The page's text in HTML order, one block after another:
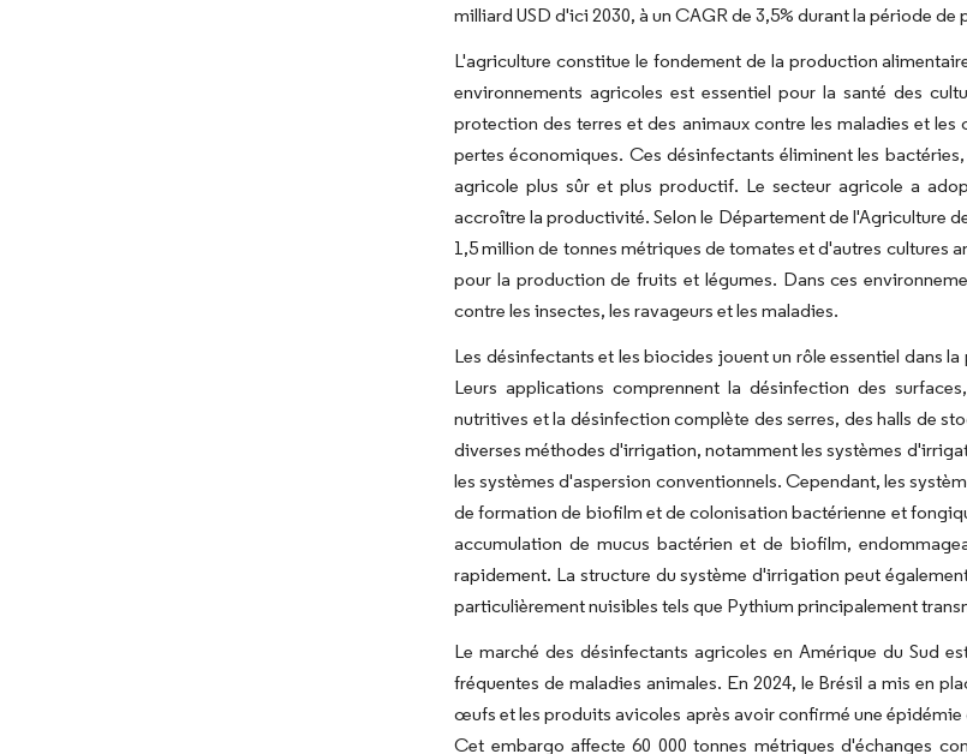
milliard USD d'ici 2030, à un CAGR de 3,5% durant la période de
L'agriculture constitue le fondement de la production
environnements agricoles est essentiel pour la santé des
protection des terres et des animaux contre les maladies et
pertes économiques. Ces désinfectants éliminent les
agricole plus sûr et plus productif. Le secteur agricole a
accroître la productivité. Selon le Département de l'Agriculture
1,5 million de tonnes métriques de tomates et d'autres cultures
pour la production de fruits et légumes. Dans ces
contre les insectes, les ravageurs et les maladies.
Les désinfectants et les biocides jouent un rôle essentiel dans
Leurs applications comprennent la désinfection des
nutritives et la désinfection complète des serres, des halls de
diverses méthodes d'irrigation, notamment les systèmes
les systèmes d'aspersion conventionnels. Cependant, les
de formation de biofilm et de colonisation bactérienne et
accumulation de mucus bactérien et de biofilm,
rapidement. La structure du système d'irrigation peut
particulièrement nuisibles tels que Pythium principalement
Le marché des désinfectants agricoles en Amérique du Sud
fréquentes de maladies animales. En 2024, le Brésil a mis en
œufs et les produits avicoles après avoir confirmé une
Cet embargo affecte 60 000 tonnes métriques d'échanges